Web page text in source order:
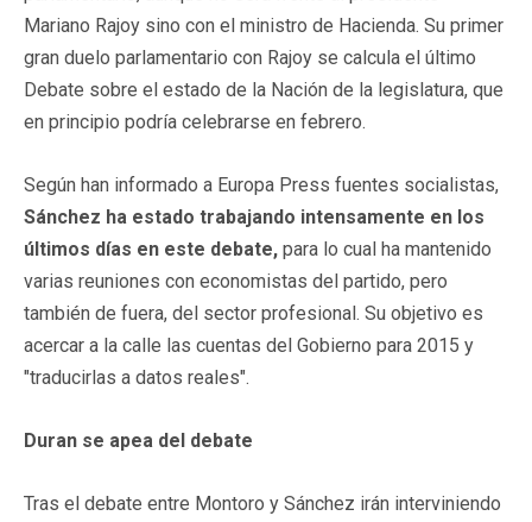
Mariano Rajoy sino con el ministro de Hacienda. Su primer
gran duelo parlamentario con Rajoy se calcula el último
Debate sobre el estado de la Nación de la legislatura, que
en principio podría celebrarse en febrero.
Según han informado a Europa Press fuentes socialistas,
Sánchez ha estado trabajando intensamente en los
últimos días en este debate, para lo cual ha mantenido
varias reuniones con economistas del partido, pero
también de fuera, del sector profesional. Su objetivo es
acercar a la calle las cuentas del Gobierno para 2015 y
"traducirlas a datos reales".
Duran se apea del debate
Tras el debate entre Montoro y Sánchez irán interviniendo